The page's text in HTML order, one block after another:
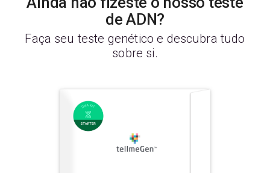
de ADN?
Faça seu teste genético e descubra tudo
sobre si.